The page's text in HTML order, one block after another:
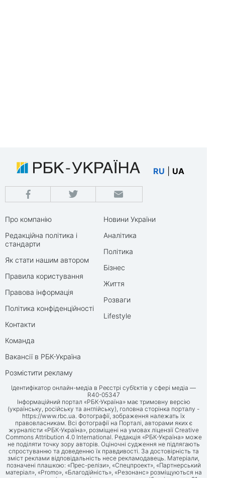
RU UA
Про компанію
Редакційна політика і
стандарти
Як стати нашим автором
Правила користування
Правова інформація
Політика конфіденційності
Контакти
Команда
Вакансії в РБК-Україна
Розмістити рекламу
Новини України
Аналітика
Політика
Бізнес
Життя
Розваги
Lifestyle
Ідентифікатор онлайн-медіа в Реєстрі суб’єктів у сфері медіа —
R40-05347
Інформаційний портал «РБК-Україна» має тримовну версію
(українську, російську та англійську), головна сторінка порталу -
https://www.rbc.ua. Фотографії, зображення належать їх
правовласникам. Всі фотографії на Порталі, авторами яких є
журналісти «РБК-Україна», розміщені на умовах ліцензії Creative
Commons Attribution 4.0 International. Редакція «РБК-Україна» може
не поділяти точку зору авторів. Оціночні судження не підлягають
спростуванню та доведенню їх правдивості. За достовірність та
зміст реклами відповідальність несе рекламодавець. Матеріали,
позначені плашкою: «Прес-релізи», «Спецпроект», «Партнерський
матеріал», «Promo», «Благодійність», «Резонанс» розміщуються на